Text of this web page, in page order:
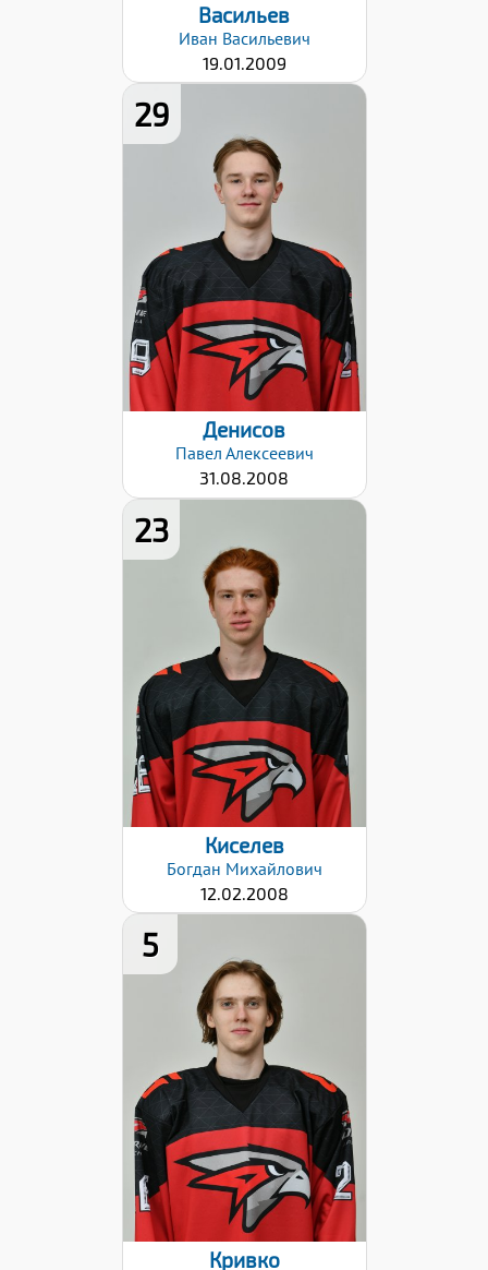
Васильев
Иван Васильевич
19.01.2009
29
186
Вес:
79
Хват клюшки:
Левый
Разряд:
1юн
Дата заявки:
06.09.2024
Денисов
Павел Алексеевич
31.08.2008
23 Рост:
176
Вес:
68
Хват клюшки:
Левый
Разряд:
3
Дата заявки:
06.09.2024
Киселев
Богдан Михайлович
12.02.2008
5 Рост:
176
Вес:
71
Хват клюшки:
Левый
Разряд:
3
Дата заявки:
06.09.2024
Кривко